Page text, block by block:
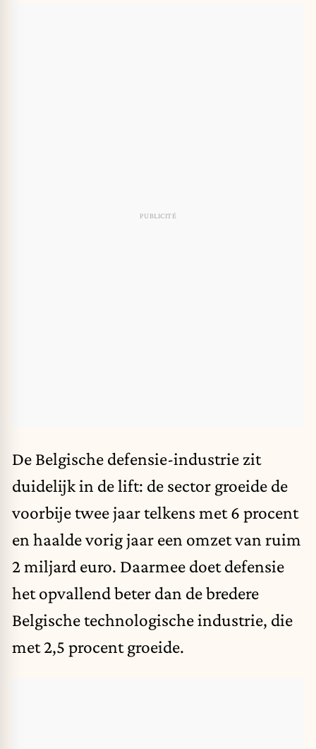
De Belgische defensie-industrie zit
duidelijk in de lift: de sector groeide de
voorbije twee jaar telkens met 6 procent
en haalde vorig jaar een omzet van ruim
2 miljard euro. Daarmee doet defensie
het opvallend beter dan de bredere
Belgische technologische industrie, die
met 2,5 procent groeide.